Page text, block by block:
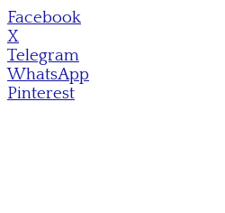
Facebook
X
Telegram
WhatsApp
Pinterest